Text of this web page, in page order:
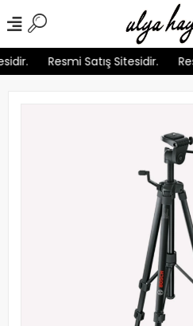
Resmi Satış Sitesidir.